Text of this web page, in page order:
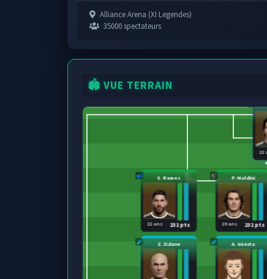
Alliance Arena (XI Legendes)
35000 spectateurs
🏟️ VUE TERRAIN
23
S. Ramos
231 pts
22 ans
P. Maldini
231 pts
19 ans
Z. Zidane A. Iniesta